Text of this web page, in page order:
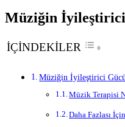
Müziğin
İÇİNDEKİLER
Müziğin İyileştirici Gücü
Müzik Terapisi
Daha Fazlası